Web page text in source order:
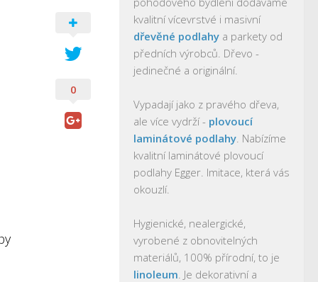
0
kvalitní vícevrstvé i masivní
dřevěné podlahy a parkety od
předních výrobců. Dřevo -
jedinečné a originální.
Vypadají jako z pravého dřeva,
ale více vydrží - plovoucí
laminátové podlahy. Nabízíme
kvalitní laminátové plovoucí
podlahy Egger. Imitace, která vás
okouzlí.
Hygienické, nealergické,
vyrobené z obnovitelných
materiálů, 100% přírodní, to je
linoleum. Je dekorativní a